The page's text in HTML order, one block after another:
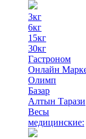
3кг
6кг
15кг
30кг
Гастроном
Онлайн
Олимп
Базар
Алтын Тарази
Весы
медицинские: